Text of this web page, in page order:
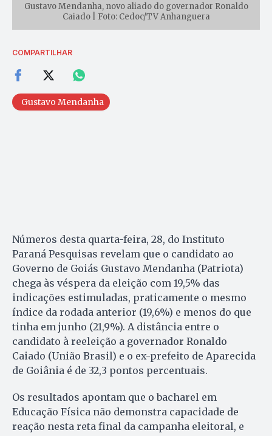
Gustavo Mendanha, novo aliado do governador Ronaldo
Caiado | Foto: Cedoc/TV Anhanguera
COMPARTILHAR
Gustavo Mendanha
Números desta quarta-feira, 28, do Instituto
Paraná Pesquisas revelam que o candidato ao
Governo de Goiás Gustavo Mendanha (Patriota)
chega às véspera da eleição com 19,5% das
indicações estimuladas, praticamente o mesmo
índice da rodada anterior (19,6%) e menos do que
tinha em junho (21,9%). A distância entre o
candidato à reeleição a governador Ronaldo
Caiado (União Brasil) e o ex-prefeito de Aparecida
de Goiânia é de 32,3 pontos percentuais.
Os resultados apontam que o bacharel em
Educação Física não demonstra capacidade de
reação nesta reta final da campanha eleitoral, e